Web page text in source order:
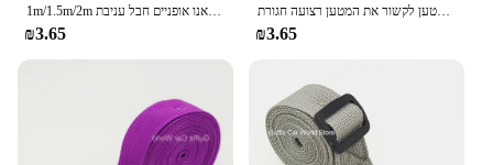
₪3.65
נסיעות קשור שחור עמיד ניילון מטען לקשור את המטען רצועה חגורת lash עם מצלמת אבזם נסיעות ערכות
₪3.65